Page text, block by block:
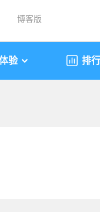
博客版
验 排